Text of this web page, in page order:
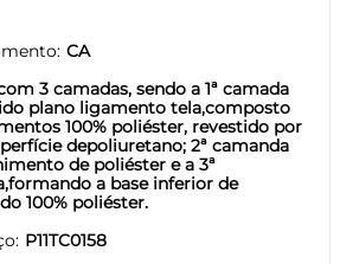
CA
3 camadas, sendo a 1ª camada
plano ligamento tela,composto
100% poliéster, revestido por
depoliuretano; 2ª camanda
de poliéster e a 3ª
a base inferior de
100% poliéster.
P11TC0158